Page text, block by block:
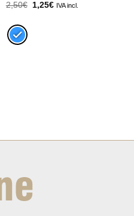
2,50€
El
1,25€ElIVA incl.